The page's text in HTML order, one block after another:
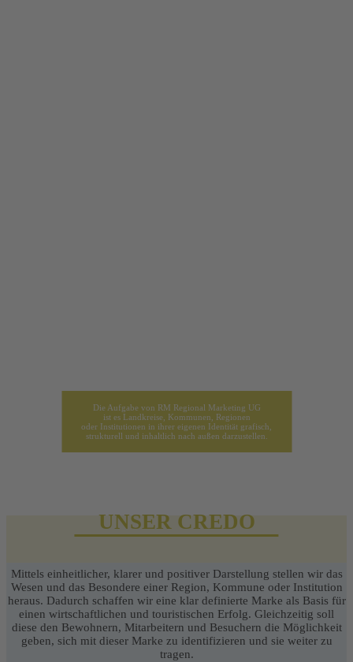
Die Aufgabe von RM Regional Marketing UG
ist es Landkreise, Kommunen, Regionen
oder Institutionen in ihrer eigenen Identität grafisch,
strukturell und inhaltlich nach außen darzustellen.
UNSER CREDO
Mittels einheitlicher, klarer und positiver Darstellung stellen wir das
Wesen und das Besondere einer Region, Kommune oder Institution
heraus. Dadurch schaffen wir eine klar definierte Marke als Basis für
einen wirtschaftlichen und touristischen Erfolg. Gleichzeitig soll
diese den Bewohnern, Mitarbeitern und Besuchern die Möglichkeit
geben, sich mit dieser Marke zu identifizieren und sie weiter zu
tragen.